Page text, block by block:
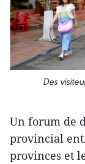
Des
Un forum de
provincial
provinces et